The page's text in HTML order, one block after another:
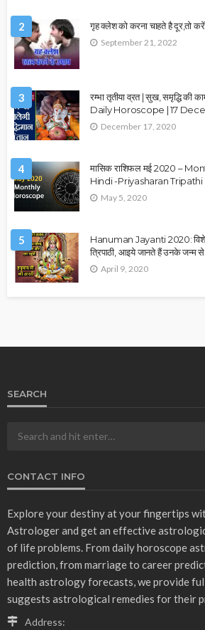
2 गृह क्लेश को करना चाहते है दूर,तो
September 21, 2022
3
रम्भा तृतीया व्रत | सुख, समृद्धि
Daily Horoscope | 17
December 17, 2020
4
मासिक राशिफल मई 2020 –
Hindi -Priyasharan Tripathi
May 5, 2020
5
Hanuman Jayanti 2020: विशेष
त्रिपाठी, आइये जानते हैं उनके जन्म से
April 9, 2020
SEARCH
CONTACT INFO
Explore your destiny at your fingertips
Astrologer and get an effective
of life problems. From daily horoscope
prediction, from marriage to career
health astrology forecasts, we provide
suggests astrological remedies for their
Address: